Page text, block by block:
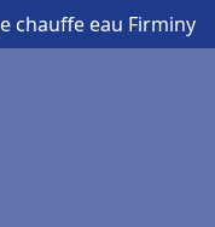
chauffe eau Firminy